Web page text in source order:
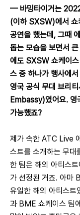
— 바밍타이거는
(이하 SXSW)에서 쇼
공연을 했는데, 그때
돕는 모습을 보면서
에도 SXSW 쇼케이스
스 중 하나가 행사에
영국 공식 무대 브리
Embassy)였어요. 영
가능했죠?
제가 속한 ATC Live
스트를 소개하는 무대
한 팀은 해외 아티스
가 선정된 거죠. 아마
유일한 해외 아티스트
과 BME 쇼케이스 팀